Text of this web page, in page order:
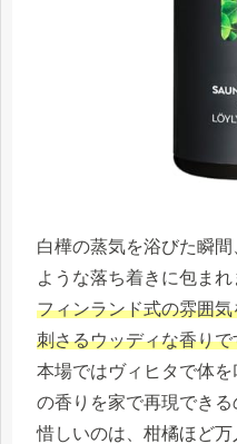
白樺の蒸気を浴びた瞬
ような落ち着きに包まれ
フィンランド式の雰囲
刺さるウッディな香りで
本場ではヴィヒタで体
の香りを家で再現できる
惜しいのは、柑橘ほど